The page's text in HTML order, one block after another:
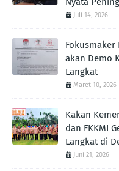
Juli 14, 2026
Fokusmaker
akan Demo
Langkat
Maret 10, 2026
Kakan
dan FKKMI
Langkat di
Juni 21, 2026